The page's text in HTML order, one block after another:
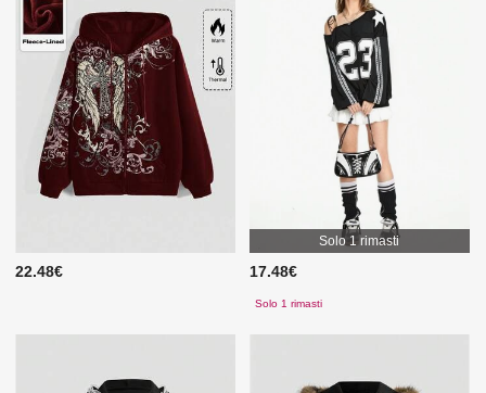
22.48€
Solo 1 rimasti
17.48€
Solo 1 rimasti